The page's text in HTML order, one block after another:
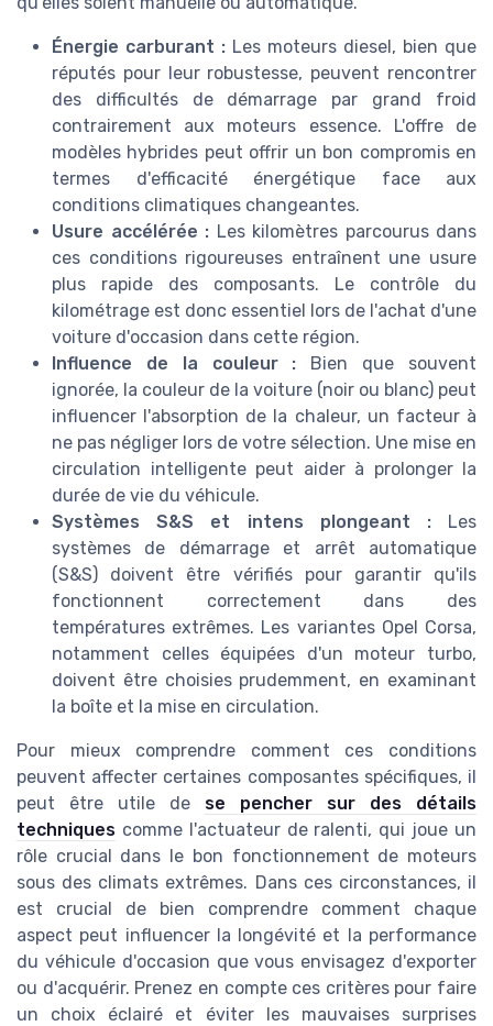
Énergie carburant : Les moteurs diesel, bien que
réputés pour leur robustesse, peuvent rencontrer
des difficultés de démarrage par grand froid
contrairement aux moteurs essence. L'offre de
modèles hybrides peut offrir un bon compromis en
termes d'efficacité énergétique face aux
conditions climatiques changeantes.
Usure accélérée : Les kilomètres parcourus dans
ces conditions rigoureuses entraînent une usure
plus rapide des composants. Le contrôle du
kilométrage est donc essentiel lors de l'achat d'une
voiture d'occasion dans cette région.
Influence de la couleur : Bien que souvent
ignorée, la couleur de la voiture (noir ou blanc) peut
influencer l'absorption de la chaleur, un facteur à
ne pas négliger lors de votre sélection. Une mise en
circulation intelligente peut aider à prolonger la
durée de vie du véhicule.
Systèmes S&S et intens plongeant :Les
systèmes de démarrage et arrêt automatique
(S&S) doivent être vérifiés pour garantir qu'ils
fonctionnent correctement dans des
températures extrêmes. Les variantes Opel Corsa,
notamment celles équipées d'un moteur turbo,
doivent être choisies prudemment, en examinant
la boîte et la mise en circulation.
Pour mieux comprendre comment ces conditions
peuvent affecter certaines composantes spécifiques, il
peut être utile de se pencher sur des détails
techniques comme l'actuateur de ralenti, qui joue un
rôle crucial dans le bon fonctionnement de moteurs
sous des climats extrêmes. Dans ces circonstances, il
est crucial de bien comprendre comment chaque
aspect peut influencer la longévité et la performance
du véhicule d'occasion que vous envisagez d'exporter
ou d'acquérir. Prenez en compte ces critères pour faire
un choix éclairé et éviter les mauvaises surprises